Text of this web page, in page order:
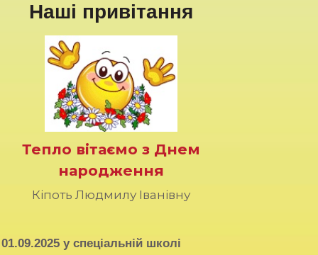
Наші привітання
Тепло вітаємо з Днем
народження
Кіпоть Людмилу Іванівну
01.09.2025 у спеціальній школі